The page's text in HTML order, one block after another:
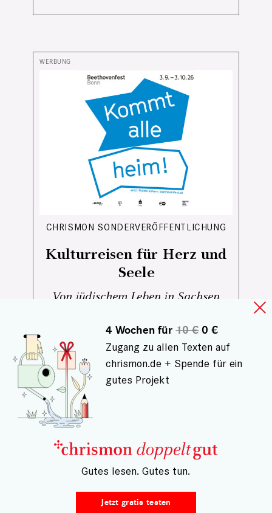
CHRISMON SONDERVERÖFFENTLICHUNG
Kulturreisen für Herz und
Seele
Von jüdischem Leben in Sachsen
Amazonien bis zu großen
Musikfestivals und besonderen
Kulturreisen: Diese Tipps laden dazu
ein, Kultur bewusst zu erleben – nah
und fern, neugierig und offen.
4 Wochen für10 €0 €
Zugang zu allen Texten auf
chrismon.de + Spende für ein
gutes Projekt
– Gutes lesen. Gutes tun.
Jetzt gratis testen